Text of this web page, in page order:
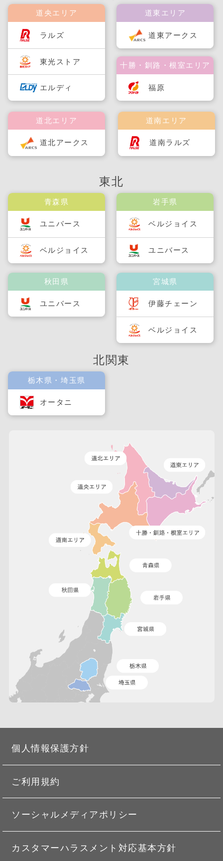
道央エリア
ラルズ
東光ストア
エルディ
道南エリア
道南ラルズ
道北エリア
道北アークス
道東エリア
道東アークス
十勝・釧路・根室エリア
福原
東北
青森県
ユニバース
ベルジョイス
秋田県
ユニバース
岩手県
ベルジョイス
ユニバース
宮城県
伊藤チェーン
ベルジョイス
北関東
栃木県・埼玉県
オータニ
個人情報保護方針
ご利用規約
ソーシャルメディアポリシー
カスタマーハラスメント対応基本方針